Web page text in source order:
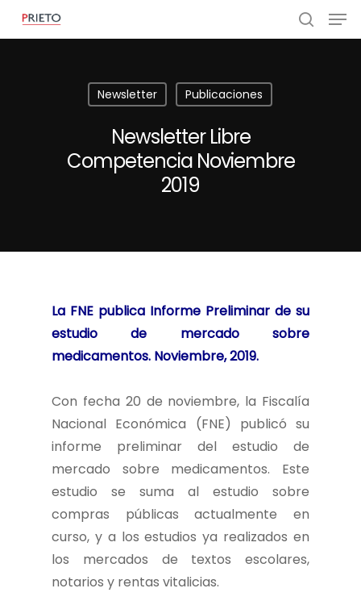
Newsletter Publicaciones
Newsletter Libre
Competencia Noviembre
2019
La FNE publica Informe Preliminar de su
estudio de mercado sobre
medicamentos. Noviembre, 2019.
Con fecha 20 de noviembre, la Fiscalía
Nacional Económica (FNE) publicó su
informe preliminar del estudio de
mercado sobre medicamentos. Este
estudio se suma al estudio sobre
compras públicas actualmente en
curso, y a los estudios ya realizados en
los mercados de textos escolares,
notarios y rentas vitalicias.